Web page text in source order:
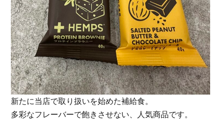
新たに当店で取り扱いを始めた補給食。
多彩なフレーバーで飽きさせない、人気商品です。